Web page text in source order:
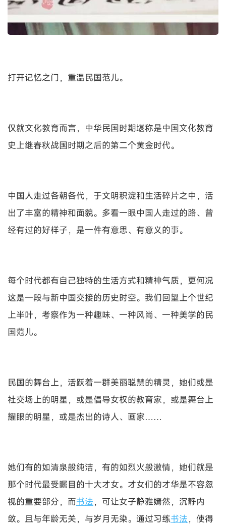
打开记忆之门，重温民国范儿。
仅就文化教育而言，中华民国时期堪称是中国文化教育
史上继春秋战国时期之后的第二个黄金时代。
中国人走过各朝各代，于文明积淀和生活碎片之中，活
出了丰富的精神和面貌。多看一眼中国人走过的路、曾
经有过的好样子，是一件有意思、有意义的事。
每个时代都有自己独特的生活方式和精神气质，更何况
这是一段与新中国交接的历史时空。我们回望上个世纪
上半叶，考察作为一种趣味、一种风尚、一种美学的民
国范儿。
民国的舞台上，活跃着一群美丽聪慧的精灵，她们或是
社交场上的明星，或是倡导女权的教育家，或是舞台上
耀眼的明星，或是杰出的诗人、画家……
她们有的如清泉般纯洁，有的如烈火般激情，她们就是
那个时代最受瞩目的十大才女。才女们的才华是不容忽
视的重要部分，而书法，可让女子静雅嫣然，沉静内
敛。且与年龄无关，与岁月无染。通过习练书法，使得